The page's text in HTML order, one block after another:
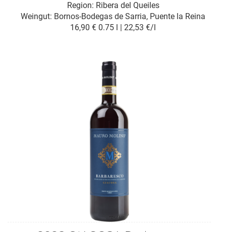
Region: Ribera del Queiles
Weingut: Bornos-Bodegas de Sarria, Puente la Reina
16,90 € 0.75 l | 22,53 €/l